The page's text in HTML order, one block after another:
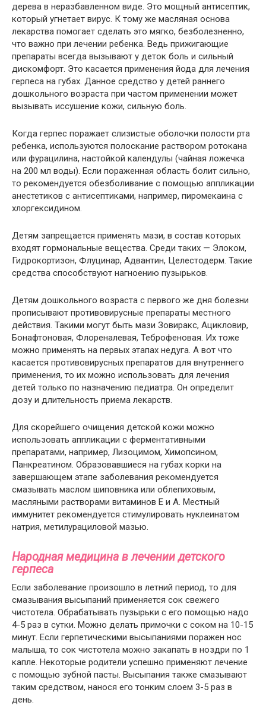
дерева в неразбавленном виде. Это мощный антисептик,
который угнетает вирус. К тому же масляная основа
лекарства помогает сделать это мягко, безболезненно,
что важно при лечении ребенка. Ведь прижигающие
препараты всегда вызывают у деток боль и сильный
дискомфорт. Это касается применения йода для лечения
герпеса на губах. Данное средство у детей раннего
дошкольного возраста при частом применении может
вызывать иссушение кожи, сильную боль.
Когда герпес поражает слизистые оболочки полости рта
ребенка, используются полоскание раствором ротокана
или фурацилина, настойкой календулы (чайная ложечка
на 200 мл воды). Если пораженная область болит сильно,
то рекомендуется обезболивание с помощью аппликации
анестетиков с антисептиками, например, пиромекаина с
хлоргексидином.
Детям запрещается применять мази, в состав которых
входят гормональные вещества. Среди таких — Элоком,
Гидрокортизон, Флуцинар, Адвантин, Целестодерм. Такие
средства способствуют нагноению пузырьков.
Детям дошкольного возраста с первого же дня болезни
прописывают противовирусные препараты местного
действия. Такими могут быть мази Зовиракс, Ацикловир,
Бонафтоновая, Флореналевая, Теброфеновая. Их тоже
можно применять на первых этапах недуга. А вот что
касается противовирусных препаратов для внутреннего
применения, то их можно использовать для лечения
детей только по назначению педиатра. Он определит
дозу и длительность приема лекарств.
Для скорейшего очищения детской кожи можно
использовать аппликации с ферментативными
препаратами, например, Лизоцимом, Химопсином,
Панкреатином. Образовавшиеся на губах корки на
завершающем этапе заболевания рекомендуется
смазывать маслом шиповника или облепиховым,
масляными растворами витаминов Е и А. Местный
иммунитет рекомендуется стимулировать нуклеинатом
натрия, метилурациловой мазью.
Народная медицина в лечении детского
герпеса
Если заболевание произошло в летний период, то для
смазывания высыпаний применяется сок свежего
чистотела. Обрабатывать пузырьки с его помощью надо
4-5 раз в сутки. Можно делать примочки с соком на 10-15
минут. Если герпетическими высыпаниями поражен нос
малыша, то сок чистотела можно закапать в ноздри по 1
капле. Некоторые родители успешно применяют лечение
с помощью зубной пасты. Высыпания также смазывают
таким средством, нанося его тонким слоем 3-5 раз в
день.